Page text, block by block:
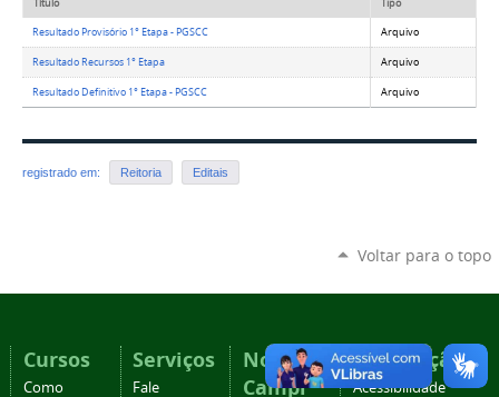
Título Tipo
Resultado Provisório 1° Etapa - PGSCC Arquivo
Resultado Recursos 1° Etapa Arquivo
Resultado Definitivo 1° Etapa - PGSCC Arquivo
registrado em: Reitoria Editais
Voltar para o topo
Cursos
Como
Serviços
Fale
Nossos
Campi
Navegação
Acessibilidade